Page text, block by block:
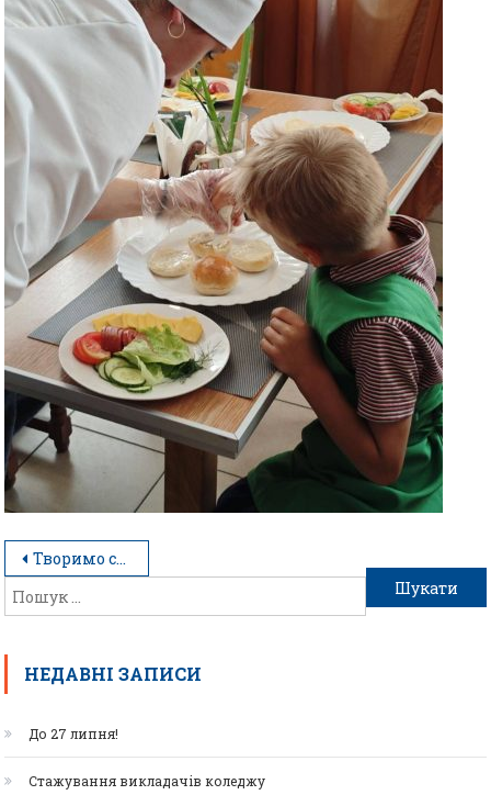
Творимо смаколики з любов’ю
НЕДАВНІ ЗАПИСИ
До 27 липня!
Стажування викладачів коледжу